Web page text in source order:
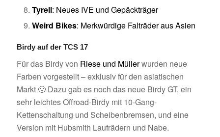
Tyrell: Neues IVE und Gepäckträger
Weird Bikes: Merkwürdige Falträder aus Asien
Birdy auf der TCS 17
Für das Birdy von Riese und Müllerwurden neue
Farben vorgestellt – exklusiv für den asiatischen
Markt 🙁 Dazu gab es noch das neue Birdy GT, ein
sehr leichtes Offroad-Birdy mit 10-Gang-
Kettenschaltung und Scheibenbremsen, und eine
Version mit Hubsmith Laufrädern und Nabe.